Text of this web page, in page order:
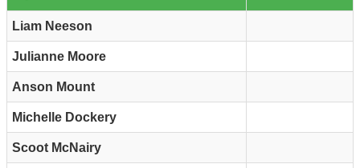
Liam Neeson
Julianne Moore
Anson Mount
Michelle Dockery
Scoot McNairy